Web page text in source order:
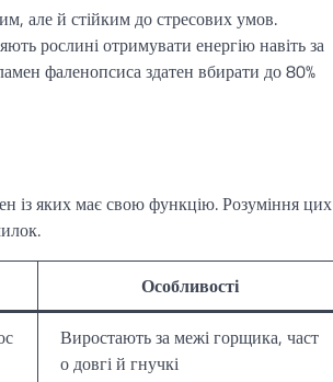
але й стійким до стресових умов.
рослині отримувати енергію навіть за
фаленопсиса здатен вбирати до 80%
із яких має свою функцію. Розуміння цих
Особливості
Виростають за межі горщика, част
о довгі й гнучкі